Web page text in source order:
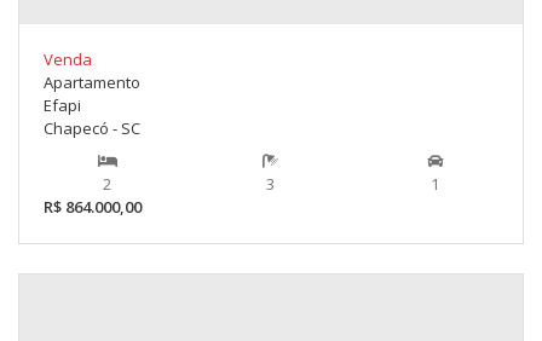
Venda
Apartamento
Efapi
Chapecó - SC
2 3
1
R$ 864.000,00